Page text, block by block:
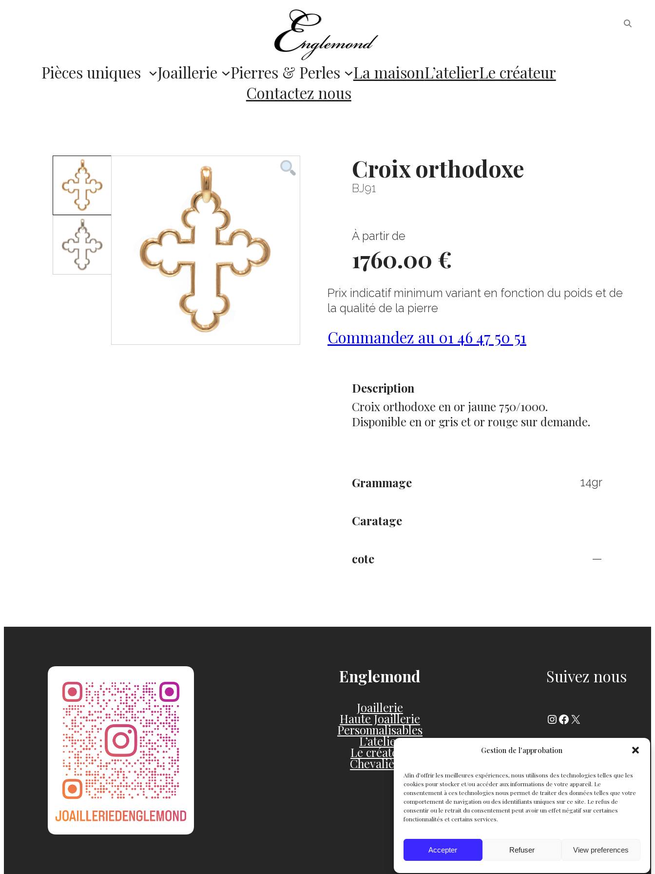
Gestion de l'approbation
Afin d’offrir les meilleures expériences, nous utilisons des technologies telles que les
cookies pour stocker et/ou accéder aux informations de votre appareil. Le
consentement à ces technologies nous permet de traiter des données telles que votre
comportement de navigation ou des identifiants uniques sur ce site. Le refus de
consentir ou le retrait du consentement peut avoir un effet négatif sur certaines
fonctionnalités et certains services.
Accepter Refuser View preferences
Pièces uniques Joaillerie Pierres & Perles La maisonL’atelierLe créateur
Contactez nous
Croix orthodoxe
BJ91
À partir de
1760.00 €
Prix indicatif minimum variant en fonction du poids et de
la qualité de la pierre
Commandez au 01 46 47 50 51
Description
Croix orthodoxe en or jaune 750/1000.
Disponible en or gris et or rouge sur demande.
Grammage 14gr
Caratage
cote —
Englemond
Joaillerie
Haute Joaillerie
Personnalisables
L’atelier
Le créateur
Chevalières
Suivez nous
Instagram
Facebook
X